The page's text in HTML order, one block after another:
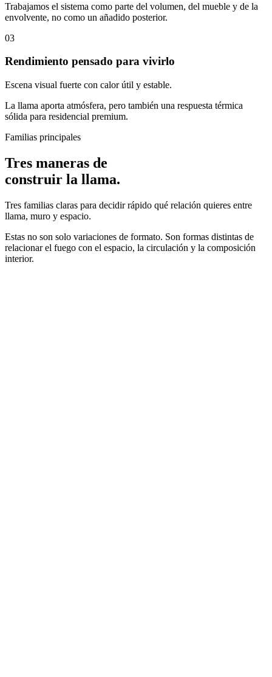
Trabajamos el sistema como parte del volumen, del mueble y de la
envolvente, no como un añadido posterior.
03
Rendimiento pensado para vivirlo
Escena visual fuerte con calor útil y estable.
La llama aporta atmósfera, pero también una respuesta térmica
sólida para residencial premium.
Familias principales
Tres maneras de
construir la llama.
Tres familias claras para decidir rápido qué relación quieres entre
llama, muro y espacio.
Estas no son solo variaciones de formato. Son formas distintas de
relacionar el fuego con el espacio, la circulación y la composición
interior.